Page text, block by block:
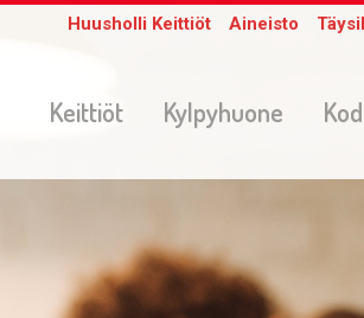
Huusholli Keittiöt Aineisto
Keittiöt Kylpyhuone